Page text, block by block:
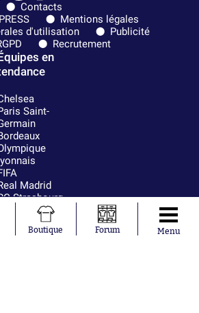
Contacts
Mentions légales
d'utilisation
Publicité
Recrutement
en
Saint-
lyonnais
Madrid
Strasbourg
AC Milan
RC LensBoutique Forum Menu